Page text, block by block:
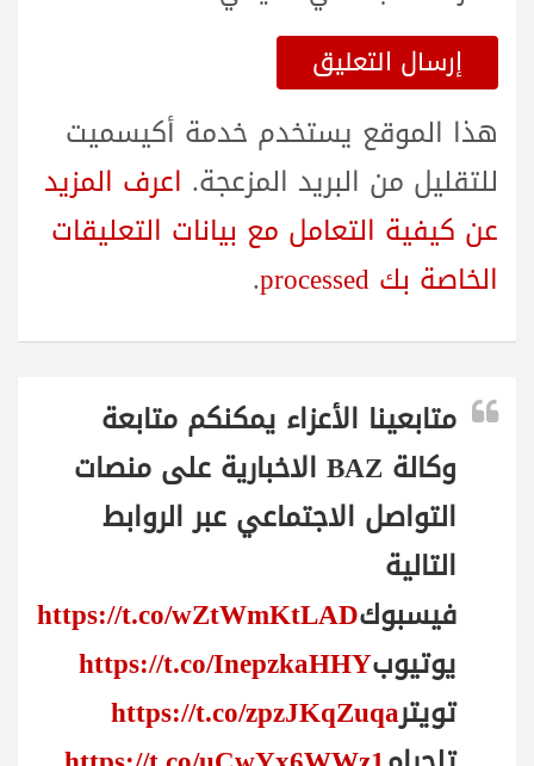
هذا الموقع يستخدم خدمة أكيسميت
للتقليل من البريد المزعجة. اعرف المزيد
عن كيفية التعامل مع بيانات التعليقات
الخاصة بك processed
.
متابعينا الأعزاء يمكنكم متابعة
وكالة BAZ الاخبارية على منصات
التواصل الاجتماعي عبر الروابط
التالية
فيسبوكhttps://t.co/wZtWmKtLAD
يوتيوبhttps://t.co/InepzkaHHY
تويترhttps://t.co/zpzJKqZuqa